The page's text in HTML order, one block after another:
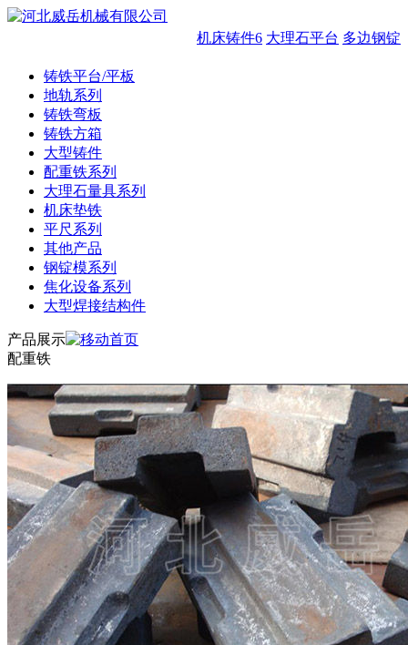
机床铸件6 大理石平台 多边钢锭
铸铁平台/平板
地轨系列
铸铁弯板
铸铁方箱
大型铸件
配重铁系列
大理石量具系列
机床垫铁
平尺系列
其他产品
钢锭模系列
焦化设备系列
大型焊接结构件
产品展示
配重铁